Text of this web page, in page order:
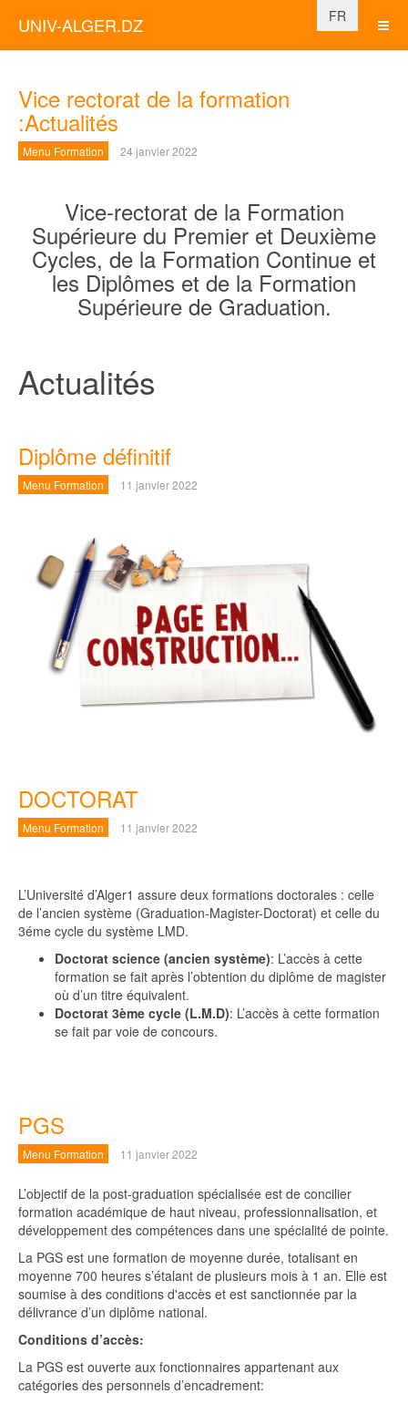
UNIV-ALGER.DZ
Sélectionnez
FR
Vice rectorat de la formation
:Actualités
Menu Formation 24 janvier 2022
Vice-rectorat de la Formation
Supérieure du Premier et Deuxième
Cycles, de la Formation Continue et
les Diplômes et de la Formation
Supérieure de Graduation.
Actualités
Diplôme définitif
Menu Formation 11 janvier 2022
DOCTORAT
Menu Formation 11 janvier 2022
L’Université d’Alger1 assure deux formations doctorales : celle
de l’ancien système (Graduation-Magister-Doctorat) et celle du
3éme cycle du système LMD.
Doctorat science (ancien système): L’accès à cette
formation se fait après l’obtention du diplôme de magister
où d’un titre équivalent.
Doctorat 3ème cycle (L.M.D): L’accès à cette formation
se fait par voie de concours.
PGS
Menu Formation 11 janvier 2022
L’objectif de la post-graduation spécialisée est de concilier
formation académique de haut niveau, professionnalisation, et
développement des compétences dans une spécialité de pointe.
La PGS est une formation de moyenne durée, totalisant en
moyenne 700 heures s’étalant de plusieurs mois à 1 an. Elle est
soumise à des conditions d'accès et est sanctionnée par la
délivrance d’un diplôme national.
Conditions d’accès:
La PGS est ouverte aux fonctionnaires appartenant aux
catégories des personnels d’encadrement: